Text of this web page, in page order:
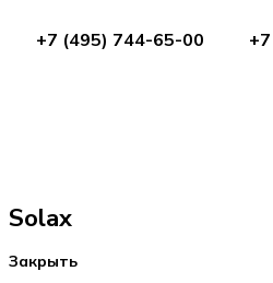
+7 (495) 744-65-00
Solax
Закрыть